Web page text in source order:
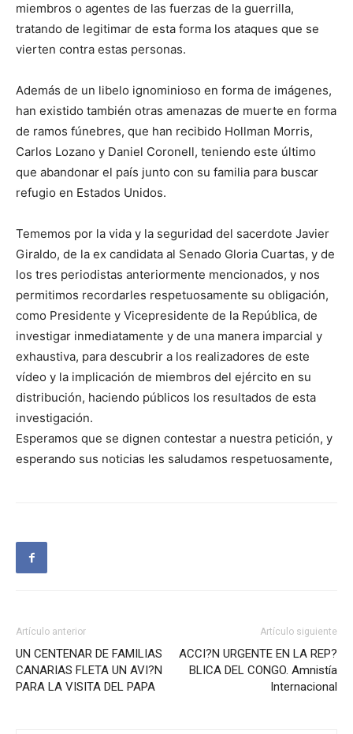
miembros o agentes de las fuerzas de la guerrilla,
tratando de legitimar de esta forma los ataques que se
vierten contra estas personas.
Además de un libelo ignominioso en forma de imágenes,
han existido también otras amenazas de muerte en forma
de ramos fúnebres, que han recibido Hollman Morris,
Carlos Lozano y Daniel Coronell, teniendo este último
que abandonar el país junto con su familia para buscar
refugio en Estados Unidos.
Tememos por la vida y la seguridad del sacerdote Javier
Giraldo, de la ex candidata al Senado Gloria Cuartas, y de
los tres periodistas anteriormente mencionados, y nos
permitimos recordarles respetuosamente su obligación,
como Presidente y Vicepresidente de la República, de
investigar inmediatamente y de una manera imparcial y
exhaustiva, para descubrir a los realizadores de este
vídeo y la implicación de miembros del ejército en su
distribución, haciendo públicos los resultados de esta
investigación.
Esperamos que se dignen contestar a nuestra petición, y
esperando sus noticias les saludamos respetuosamente,
Artículo anterior
UN CENTENAR DE FAMILIAS
CANARIAS FLETA UN AVI?N
PARA LA VISITA DEL PAPA
Artículo siguiente
ACCI?N URGENTE EN LA REP?
BLICA DEL CONGO. Amnistía
Internacional